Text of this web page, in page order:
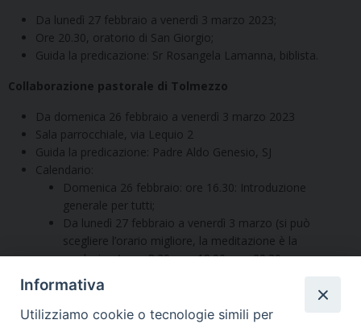
Da lunedì 27 febbraio a venerdì 3 marzo 2023;
Ore 20.30, oratorio di San Giorgio;
Guida la predicazione: Sr Rosangela Lamanna, biblista.
Collaborazione pastorale di Tolmezzo
Da domenica 26 febbraio a venerdì 3 marzo 2023
Sala parrocchiale, via Lequio 2
Guida la predicazione: Padre Aldo Genesio, SJ
Calendario:
Domenica 26 febbraio: ore 16.30: Introduzione
generale per tutti;
Da lunedì 27 febbraio a venerdì 3 marzo (si può
scegliere l’orario migliore, la meditazione è la
medesima): ore 8.30, ore 18.00, ore 20.30
Informativa
Utilizziamo cookie o tecnologie simili per